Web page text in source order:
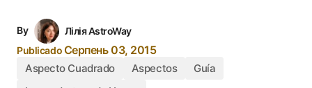
By
Лілія AstroWay
PublicadoСерпень 03, 2015
Aspecto Cuadrado Aspectos
Guía